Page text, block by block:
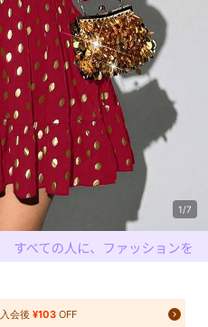
1/7
入会後¥103 OFF